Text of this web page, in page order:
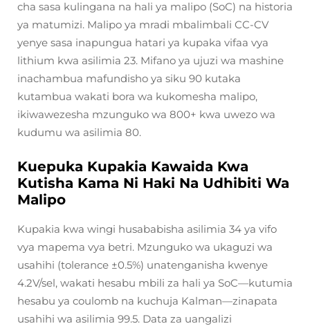
cha sasa kulingana na hali ya malipo (SoC) na historia
ya matumizi. Malipo ya mradi mbalimbali CC-CV
yenye sasa inapungua hatari ya kupaka vifaa vya
lithium kwa asilimia 23. Mifano ya ujuzi wa mashine
inachambua mafundisho ya siku 90 kutaka
kutambua wakati bora wa kukomesha malipo,
ikiwawezesha mzunguko wa 800+ kwa uwezo wa
kudumu wa asilimia 80.
Kuepuka Kupakia Kawaida Kwa
Kutisha Kama Ni Haki Na Udhibiti Wa
Malipo
Kupakia kwa wingi husababisha asilimia 34 ya vifo
vya mapema vya betri. Mzunguko wa ukaguzi wa
usahihi (tolerance ±0.5%) unatenganisha kwenye
4.2V/sel, wakati hesabu mbili za hali ya SoC—kutumia
hesabu ya coulomb na kuchuja Kalman—zinapata
usahihi wa asilimia 99.5. Data za uangalizi